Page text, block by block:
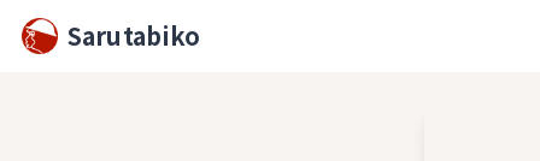
Sarutabiko